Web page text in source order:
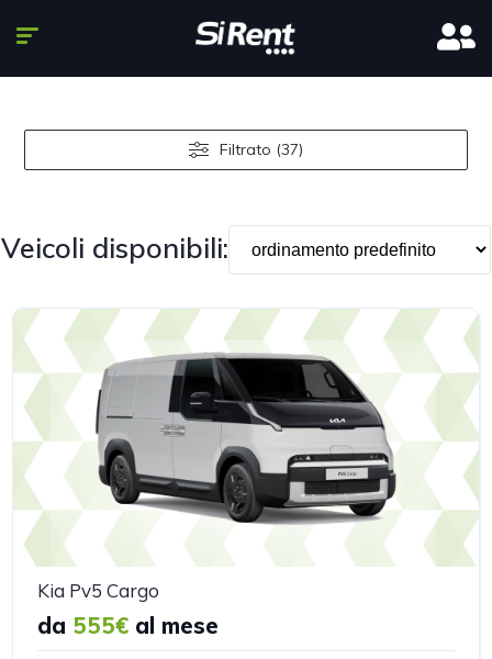
Filtrato (37)
Veicoli disponibili:
Kia Pv5 Cargo
da 555€ al mese